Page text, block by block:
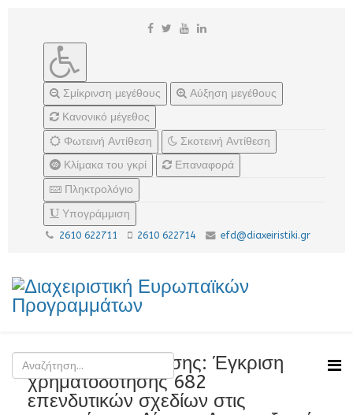
Σμίκρινση μεγέθους
Αύξηση μεγέθους
Κανονικό μέγεθος
Φωτεινή Αντίθεση
Σκοτεινή Αντίθεση
Κλίμακα του γκρί
Επαναφορά
Πληκτρολόγιο
Υπογράμμιση
2610 622711 2610 622714 efd@diaxeiristiki.gr
Νίκος Παπαθανάσης: Έγκριση
χρηματοδότησης 682
επενδυτικών σχεδίων στις